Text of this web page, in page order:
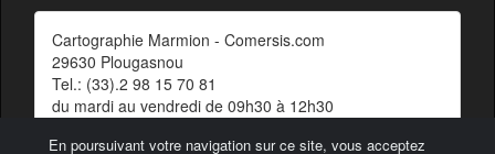
En poursuivant votre navigation sur ce site, vous acceptez
Cartographie Marmion - Comersis.com
29630 Plougasnou
Tel.: (33).2 98 15 70 81
du mardi au vendredi de 09h30 à 12h30